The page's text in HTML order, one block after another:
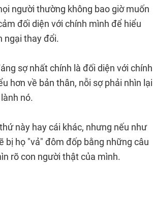
người thường không bao giờ muốn
đối diện với chính mình để hiểu
ngại thay đổi.
sợ nhất chính là đối diện với chính
hơn về bản thân, nỗi sợ phải nhìn lại
nó.
này hay cái khác, nhưng nếu như
bị họ "vả" đôm đốp bằng những câu
rõ con người thật của mình.